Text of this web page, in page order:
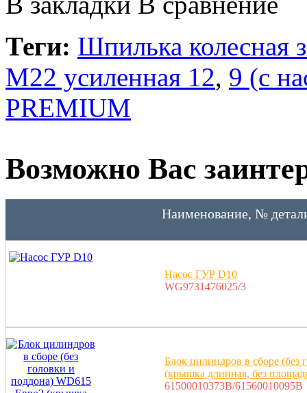
Теги: Шпилька колесная
M22 усиленная 12, 9 (с
PREMIUM
Возможно Вас
Наименование, №
Насос ГУР D10
WG9731476025/3
Блок цилиндров в сборе (без
(крышка длинная, без
61500010373B/61560010095B